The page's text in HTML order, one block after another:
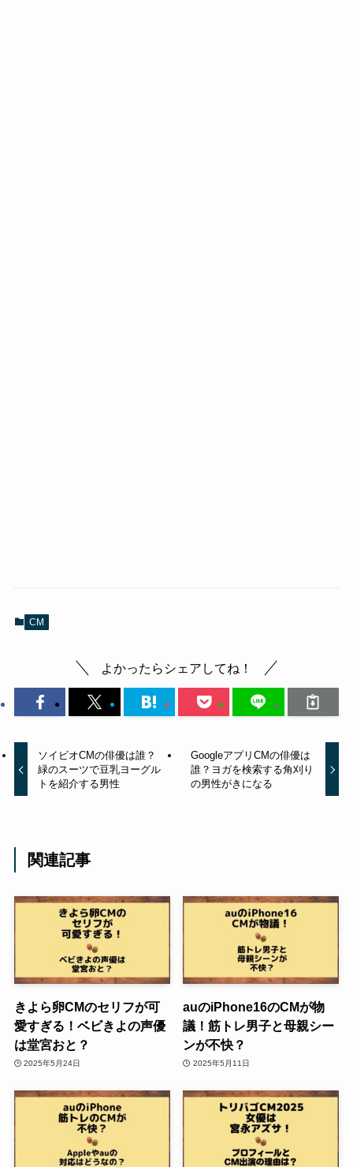
CM
よかったらシェアしてね！
ソイビオCMの俳優は誰？
緑のスーツで豆乳ヨーグル
トを紹介する男性
GoogleアプリCMの俳優は
誰？ヨガを検索する角刈り
の男性がきになる
関連記事
きよら卵CMのセリフが可
愛すぎる！ベビきよの声優
は堂宮おと？
2025年5月24日
auのiPhone16のCMが物
議！筋トレ男子と母親シー
ンが不快？
2025年5月11日